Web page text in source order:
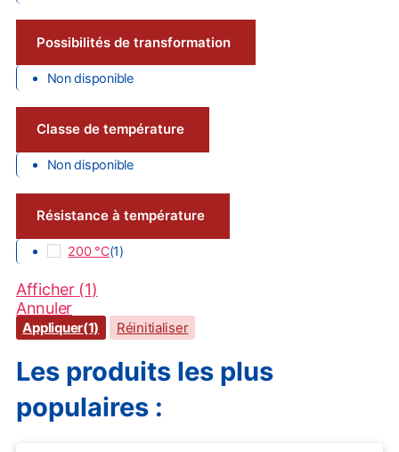
Possibilités de transformation
Non disponible
Classe de température
Non disponible
Résistance à température
200 °C(1)
Afficher (1)
Annuler
Appliquer(1) Réinitialiser
Les produits les plus
populaires :